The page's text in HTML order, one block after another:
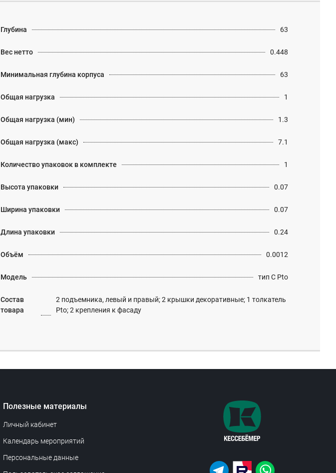
Глубина 63
Вес нетто 0.448
Минимальная глубина корпуса 63
Общая нагрузка 1
Общая нагрузка (мин) 1.3
Общая нагрузка (макс) 7.1
Количество упаковок в комплекте 1
Высота упаковки 0.07
Ширина упаковки 0.07
Длина упаковки 0.24
Объём 0.0012
Модель тип C Pto
Состав
товара
2 подъемника, левый и правый; 2 крышки декоративные; 1 толкатель
Pto; 2 крепления к фасаду
Полезные материалы
Личный кабинет
Календарь мероприятий
Персональные данные